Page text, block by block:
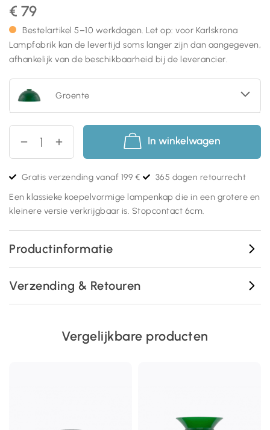
€ 79
Bestelartikel 5–10 werkdagen. Let op: voor Karlskrona
Lampfabrik kan de levertijd soms langer zijn dan aangegeven,
afhankelijk van de beschikbaarheid bij de leverancier.
Groente
In winkelwagen
Gratis verzending vanaf 199 € 365 dagen retourrecht
Een klassieke koepelvormige lampenkap die in een grotere en
kleinere versie verkrijgbaar is. Stopcontact 6cm.
Productinformatie
Verzending & Retouren
Vergelijkbare producten